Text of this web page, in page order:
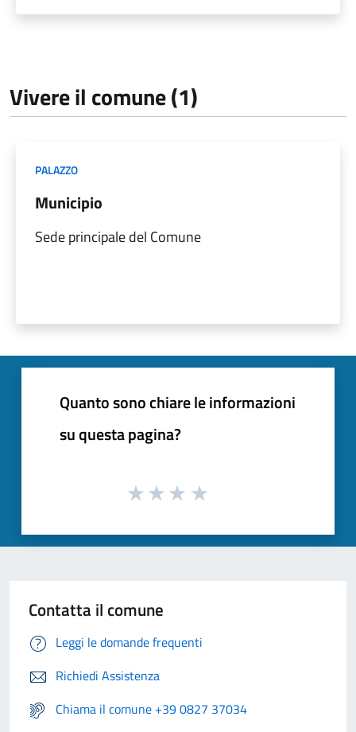
Vivere il comune (1)
PALAZZO
Municipio
Sede principale del Comune
Quanto sono chiare le informazioni
su questa pagina?
Contatta il comune
Leggi le domande frequenti
Richiedi Assistenza
Chiama il comune +39 0827 37034